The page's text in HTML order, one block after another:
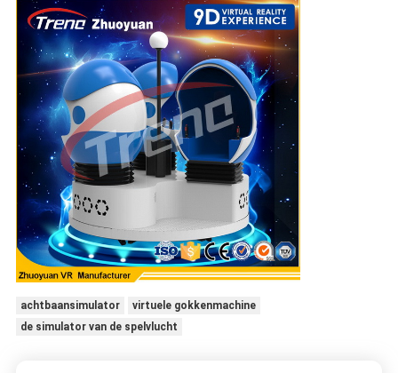
achtbaansimulator
virtuele gokkenmachine
de simulator van de spelvlucht